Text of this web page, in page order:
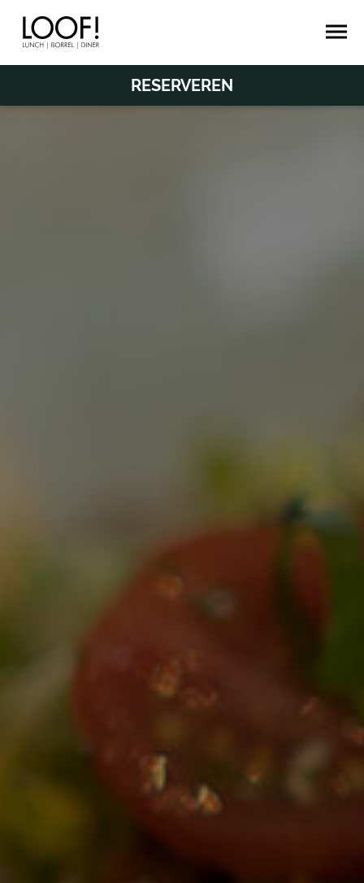
RESERVEREN